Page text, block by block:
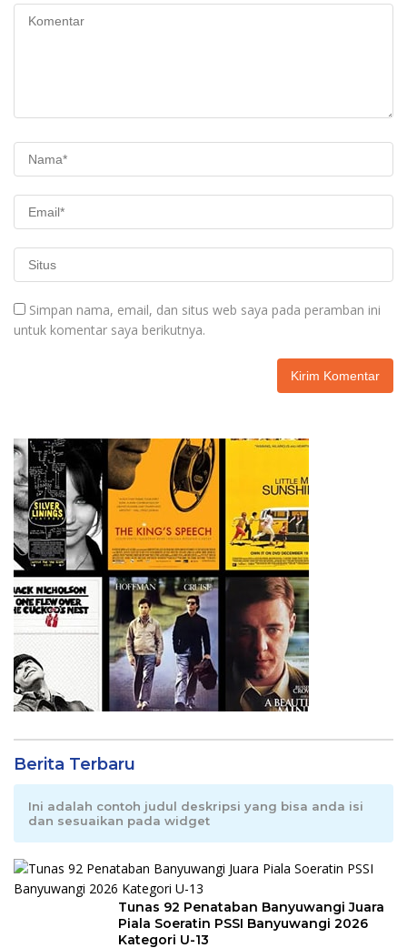
Simpan nama, email, dan situs web saya pada peramban ini
untuk komentar saya berikutnya.
Berita Terbaru
Ini adalah contoh judul deskripsi yang bisa anda isi
dan sesuaikan pada widget
Tunas 92 Penataban Banyuwangi Juara
Piala Soeratin PSSI Banyuwangi 2026
Kategori U-13